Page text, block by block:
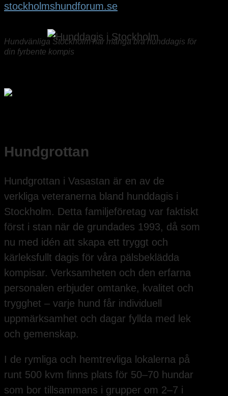
stockholmshundforum.se
Hundvänliga Stockholm har många bra hunddagis för
din fyrbente kompis
Hundgrottan
Hundgrottan i Vasastan är en av de
verkliga veteranerna bland hunddagis i
Stockholm. Detta familjeföretag var faktiskt
först i stan när de grundades 1993, då som
nu med idén att skapa ett tryggt och
kärleksfullt dagis för våra pälsbeklädda
kompisar. Verksamheten och den erfarna
personalen erbjuder omtanke, kvalitet och
trygghet – varje hund får individuell
uppmärksamhet och dagar fyllda med lek
och gemenskap.
I de rymliga och hemtrevliga lokalerna på
runt 500 kvm finns plats för 50–70 hundar
som bor tillsammans i grupper om 2–7 i